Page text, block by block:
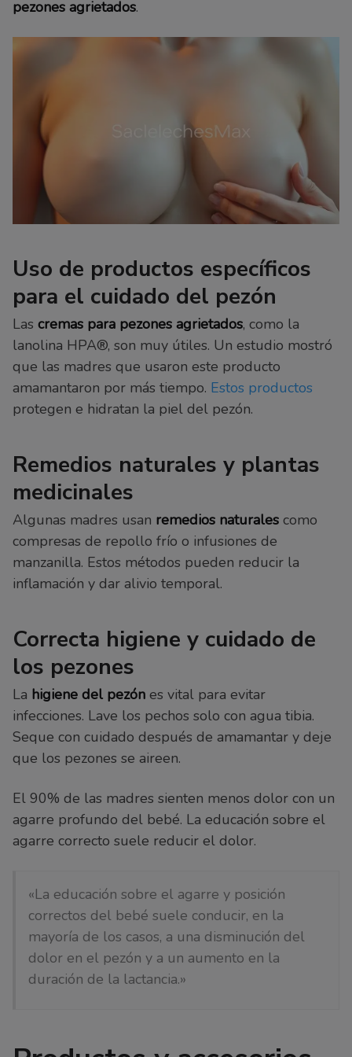
pezones agrietados.
Uso de productos específicos
para el cuidado del pezón
Las cremas para pezones agrietados, como la
lanolina HPA®, son muy útiles. Un estudio mostró
que las madres que usaron este producto
amamantaron por más tiempo. Estos productos
protegen e hidratan la piel del pezón.
Remedios naturales y plantas
medicinales
Algunas madres usan remedios naturales como
compresas de repollo frío o infusiones de
manzanilla. Estos métodos pueden reducir la
inflamación y dar alivio temporal.
Correcta higiene y cuidado de
los pezones
La higiene del pezón es vital para evitar
infecciones. Lave los pechos solo con agua tibia.
Seque con cuidado después de amamantar y deje
que los pezones se aireen.
El 90% de las madres sienten menos dolor con un
agarre profundo del bebé. La educación sobre el
agarre correcto suele reducir el dolor.
«La educación sobre el agarre y posición
correctos del bebé suele conducir, en la
mayoría de los casos, a una disminución del
dolor en el pezón y a un aumento en la
duración de la lactancia.»